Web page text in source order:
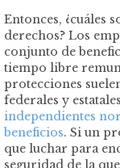
Entonces, ¿cuáles
derechos? Los
conjunto de
tiempo libre
protecciones
federales y
independientes
beneficios. Si un
que luchar para
seguridad de la